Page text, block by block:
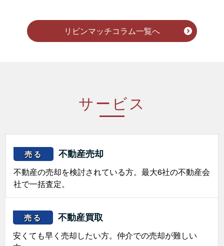
リビンマッチコラム一覧へ
サービス
売る 不動産売却
不動産の売却を検討されている方。最大6社の不動産会
社で一括査定。
売る 不動産買取
安くても早く売却したい方。仲介での売却が難しい